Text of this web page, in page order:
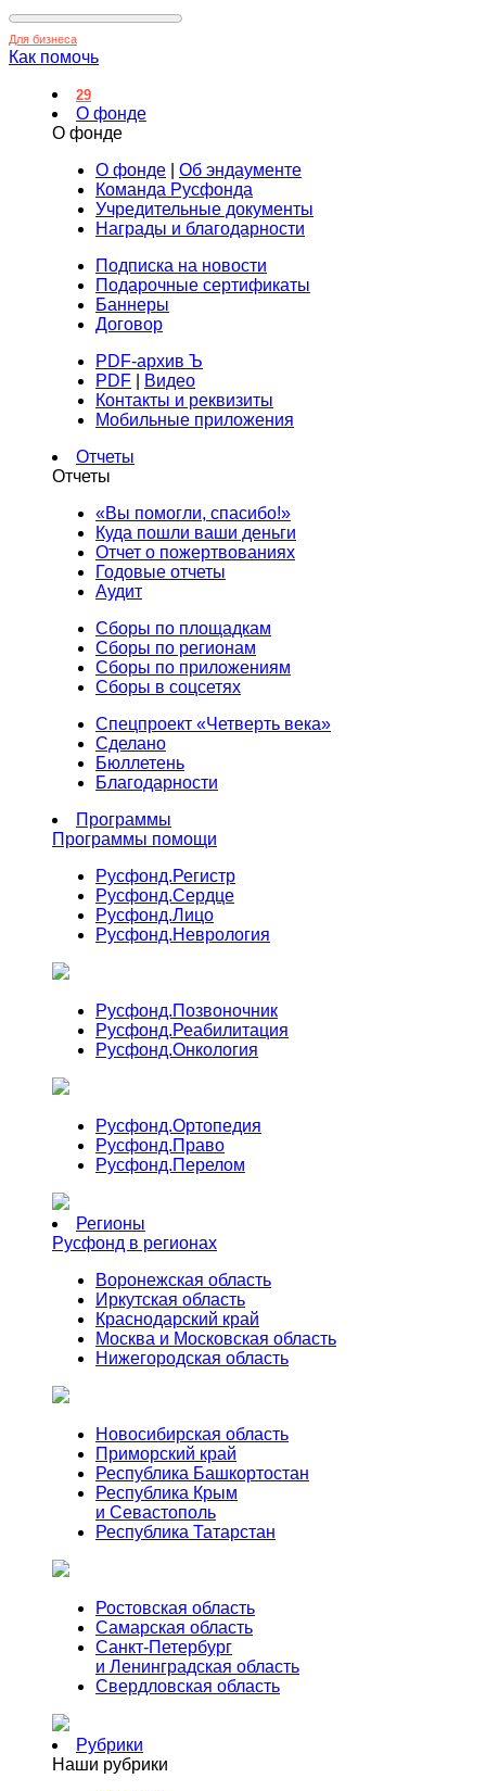
Для бизнеса
Как помочь
29
О фонде
О фонде
О фонде
Об эндаументе
Команда Русфонда
Учредительные документы
Награды и благодарности
Подписка на новости
Подарочные сертификаты
Баннеры
Договор
PDF-архив Ъ
PDF
Видео
Контакты и реквизиты
Мобильные приложения
Отчеты
Отчеты
«Вы помогли, спасибо!»
Куда пошли ваши деньги
Отчет о пожертвованиях
Годовые отчеты
Аудит
Сборы по площадкам
Сборы по регионам
Сборы по приложениям
Сборы в соцсетях
Спецпроект «Четверть века»
Сделано
Бюллетень
Благодарности
Программы
Программы помощи
Русфонд.Регистр
Русфонд.Сердце
Русфонд.Лицо
Русфонд.Неврология
Русфонд.Позвоночник
Русфонд.Реабилитация
Русфонд.Онкология
Русфонд.Ортопедия
Русфонд.Право
Русфонд.Перелом
Регионы
Русфонд в регионах
Воронежская область
Иркутская область
Краснодарский край
Москва и Московская область
Нижегородская область
Новосибирская область
Приморский край
Республика Башкортостан
Республика Крым
и Севастополь
Республика Татарстан
Ростовская область
Самарская область
Санкт-Петербург
и Ленинградская область
Свердловская область
Рубрики
Наши рубрики